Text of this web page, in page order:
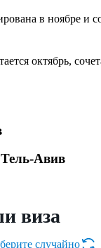
в ноябре и
октябрь,
Тель-Авив
виза
случайно